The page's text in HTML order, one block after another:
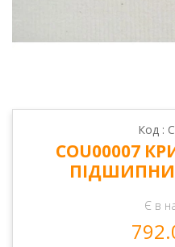
Код :
COU00007
Є в